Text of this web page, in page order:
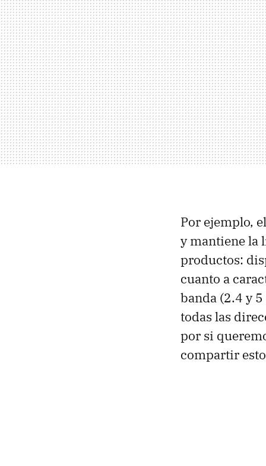
Por ejemplo,
y mantiene la
productos:
cuanto a
banda (2.4 y
todas las
por si
compartir